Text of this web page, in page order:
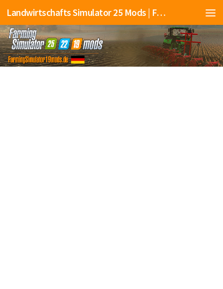
Landwirtschafts Simulator 25 Mods | Farming Simulator 25 Mods | FS25 Mods